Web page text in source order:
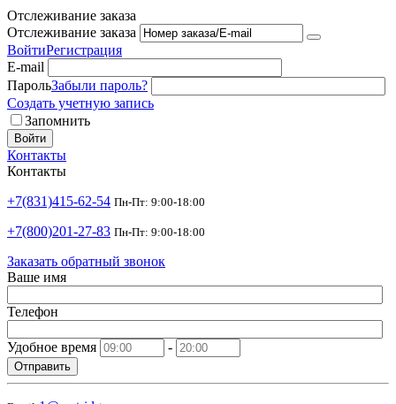
Отслеживание заказа
Отслеживание заказа
ВойтиРегистрация
E-mail
ПарольЗабыли пароль?
Создать учетную запись
Запомнить
Войти
Контакты
Контакты
+7(831)415-62-54 Пн-Пт: 9:00-18:00
+7(800)201-27-83 Пн-Пт: 9:00-18:00
Заказать обратный звонок
Ваше имя
Телефон
Удобное время -
Отправить